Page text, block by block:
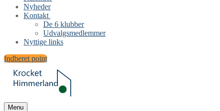
Nyheder
Kontakt
De 6 klubber
Udvalgsmedlemmer
Nyttige links
Indberet point
Menu